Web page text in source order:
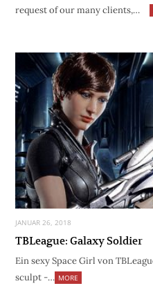
request of our many clients,…
JANUAR 26, 2018
TBLeague: Galaxy Soldier
Ein sexy Space Girl von
sculpt -… MORE